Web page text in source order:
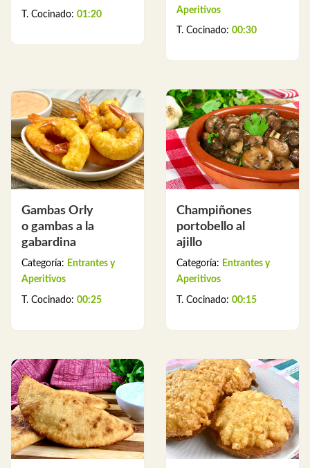
T. Cocinado: 01:20
Aperitivos
T. Cocinado: 00:30
Gambas Orly
o gambas a la
gabardina
Categoría: Entrantes y
Aperitivos
T. Cocinado: 00:25
Champiñones
portobello al
ajillo
Categoría: Entrantes y
Aperitivos
T. Cocinado: 00:15